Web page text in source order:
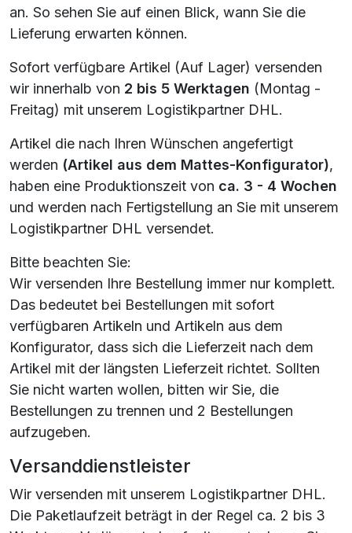
an. So sehen Sie auf einen Blick, wann Sie die
Lieferung erwarten können.
Sofort verfügbare Artikel (Auf Lager) versenden
wir innerhalb von 2 bis 5 Werktagen (Montag -
Freitag) mit unserem Logistikpartner DHL.
Artikel die nach Ihren Wünschen angefertigt
werden (Artikel aus dem Mattes-Konfigurator),
haben eine Produktionszeit von ca. 3 - 4 Wochen
und werden nach Fertigstellung an Sie mit unserem
Logistikpartner DHL versendet.
Bitte beachten Sie:
Wir versenden Ihre Bestellung immer nur komplett.
Das bedeutet bei Bestellungen mit sofort
verfügbaren Artikeln und Artikeln aus dem
Konfigurator, dass sich die Lieferzeit nach dem
Artikel mit der längsten Lieferzeit richtet. Sollten
Sie nicht warten wollen, bitten wir Sie, die
Bestellungen zu trennen und 2 Bestellungen
aufzugeben.
Versanddienstleister
Wir versenden mit unserem Logistikpartner DHL.
Die Paketlaufzeit beträgt in der Regel ca. 2 bis 3